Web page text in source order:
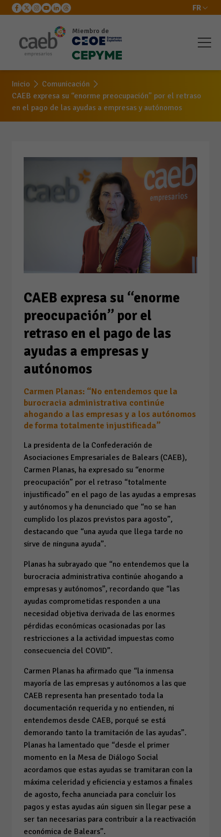
FR
Miembro de
Inicio
Comunicación
CAEB expresa su “enorme preocupación” por el retraso
en el pago de las ayudas a empresas y autónomos
CAEB expresa su “enorme
preocupación” por el
retraso en el pago de las
ayudas a empresas y
autónomos
Carmen Planas: “No entendemos que la
burocracia administrativa continúe
ahogando a las empresas y a los autónomos
de forma totalmente injustificada”
La presidenta de la Confederación de
Asociaciones Empresariales de Balears (CAEB),
Carmen Planas, ha expresado su “enorme
preocupación” por el retraso “totalmente
injustificado” en el pago de las ayudas a empresas
y autónomos y ha denunciado que “no se han
cumplido los plazos previstos para agosto”,
destacando que “una ayuda que llega tarde no
sirve de ninguna ayuda”.
Planas ha subrayado que “no entendemos que la
burocracia administrativa continúe ahogando a
empresas y autónomos”, recordando que “las
ayudas comprometidas responden a una
necesidad objetiva derivada de las enormes
pérdidas económicas ocasionadas por las
restricciones a la actividad impuestas como
consecuencia del COVID”.
Carmen Planas ha afirmado que “la inmensa
mayoría de las empresas y autónomos a las que
CAEB representa han presentado toda la
documentación requerida y no entienden, ni
entendemos desde CAEB, porqué se está
demorando tanto la tramitación de las ayudas”.
Planas ha lamentado que “desde el primer
momento en la Mesa de Diálogo Social
acordamos que estas ayudas se tramitaran con la
máxima celeridad y eficiencia y estamos a finales
de agosto, fecha anunciada para concluir los
pagos y estas ayudas aún siguen sin llegar pese a
ser tan necesarias para contribuir a la reactivación
económica de Balears”.